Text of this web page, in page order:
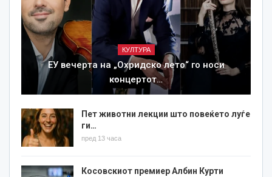
КУЛТУРА
ЕУ вечерта на „Охридско лето“ го носи
концертот…
Пет животни лекции што повеќето луѓе
ги…
пред 13 часа
Косовскиот премиер Албин Курти